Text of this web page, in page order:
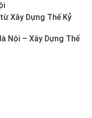
Xây Dựng Thế Kỷ
Nội – Xây Dựng Thế